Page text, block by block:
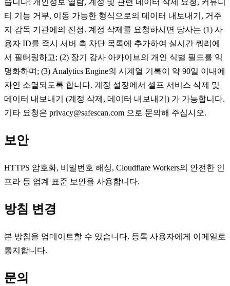
습니다: 개인정보 열람, 계정 및 관련 데이터 삭제 요청, 커뮤니
티 기능 거부, 이동 가능한 형식으로의 데이터 내보내기, 거주
지 감독 기관에의 진정. 계정 삭제를 요청하시면 당사는 (1) 사
용자 ID를 즉시 서버 측 차단 목록에 추가하여 실시간 쿼리에
서 필터링하고; (2) 장기 감사 아카이브의 개인 식별 필드를 익
명화하며; (3) Analytics Engine의 시계열 기록이 약 90일 이내에
자연 소멸되도록 합니다. 계정 설정에서 셀프 서비스 삭제 및
데이터 내보내기 (계정 삭제, 데이터 내보내기) 가 가능합니다.
기타 요청은 privacy@safescan.com 으로 문의해 주십시오.
보안
HTTPS 암호화, 비밀번호 해싱, Cloudflare Workers의 안전한 인
프라 등 업계 표준 보안을 사용합니다.
방침 변경
본 방침을 업데이트할 수 있습니다. 등록 사용자에게 이메일로
통지합니다.
문의